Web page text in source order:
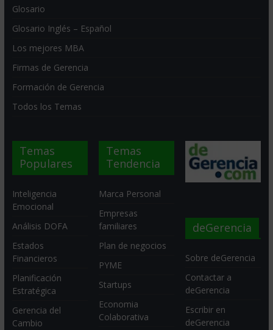
Glosario
Glosario Inglés – Español
Los mejores MBA
Firmas de Gerencia
Formación de Gerencia
Todos los Temas
Temas
Populares
Inteligencia
Emocional
Análisis DOFA
Estados
Financieros
Planificación
Estratégica
Gerencia del
Cambio
Temas
Tendencia
Marca Personal
Empresas
familiares
Plan de negocios
PYME
Startups
Economia
Colaborativa
deGerencia
Sobre deGerencia
Contactar a
deGerencia
Escribir en
deGerencia